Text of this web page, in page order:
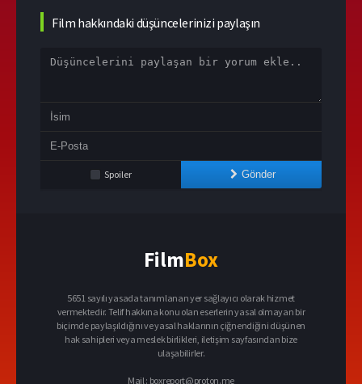
Film hakkındaki düşüncelerinizi paylaşın
Spoiler Gönder
FilmBox
5651 sayılı yasada tanımlanan yer sağlayıcı olarak hizmet
vermektedir. Telif hakkına konu olan eserlerin yasal olmayan bir
biçimde paylaşıldığını ve yasal haklarının çiğnendiğini düşünen
hak sahipleri veya meslek birlikleri, iletişim sayfasından bize
ulaşabilirler.
Mail : boxreport@proton.me